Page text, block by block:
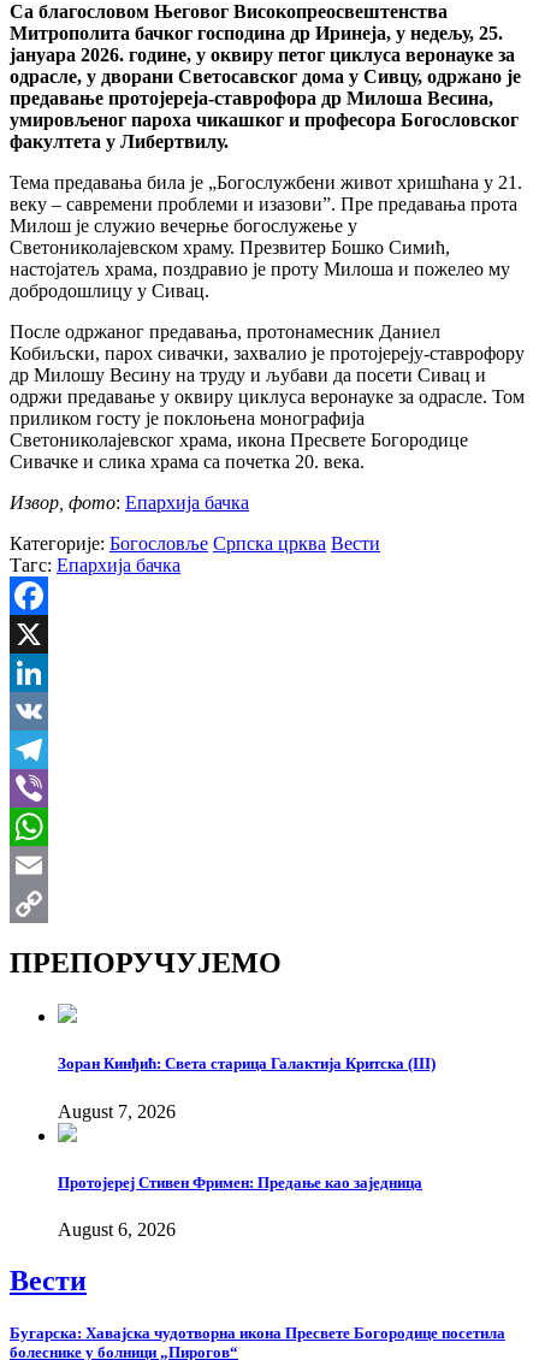
Са благословом Његовог Високопреосвештенства
Митрополита бачког господина др Иринеја, у недељу, 25.
јануара 2026. године, у оквиру петог циклуса веронауке за
одрасле, у дворани Светосавског дома у Сивцу, одржано је
предавање протојереја-ставрофора др Милоша Весина,
умировљеног пароха чикашког и професора Богословског
факултета у Либертвилу.
Тема предавања била је „Богослужбени живот хришћана у 21.
веку – савремени проблеми и изазовиˮ. Пре предавања прота
Милош је служио вечерње богослужење у
Светониколајевском храму. Презвитер Бошко Симић,
настојатељ храма, поздравио je проту Милоша и пожелео му
добродошлицу у Сивац.
После одржаног предавања, протонамесник Даниел
Кобиљски, парох сивачки, захвалио је протојереју-ставрофору
др Милошу Весину на труду и љубави да посети Сивац и
одржи предавање у оквиру циклуса веронауке за одрасле. Том
приликом госту је поклоњена монографија
Светониколајевског храма, икона Пресвете Богородице
Сивачке и слика храма са почетка 20. века.
Извор, фото: Епархија бачка
Категорије: Богословље Српска црква Вести
Тагс: Епархија бачка
Facebook
X
LinkedIn
VK
Telegram
Viber
WhatsApp
Email
ПРЕПОРУЧУЈЕМО
Зоран Кинђић: Света старица Галактија Критска (III)
August 7, 2026
Протојереј Стивен Фримен: Предање као заједница
August 6, 2026
Вести
Бугарска: Хавајска чудотворна икона Пресвете Богородице посетила
болеснике у болници „Пирогов“